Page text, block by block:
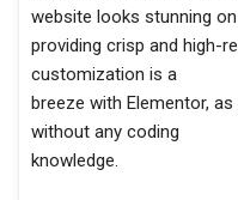
website looks stunning
providing crisp and high-
customization is a
breeze with Elementor,
without any coding
knowledge.